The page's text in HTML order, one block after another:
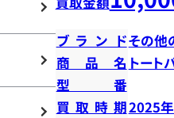
ブランドその他
商品名 トート
型番
買取時期2025